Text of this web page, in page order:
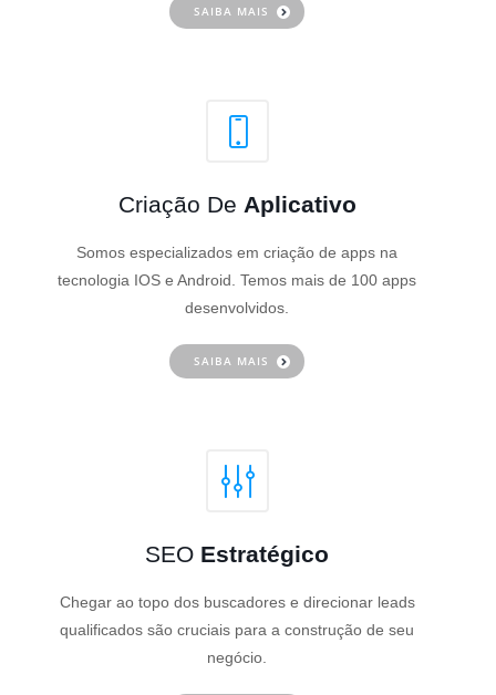
SAIBA MAIS
Criação De Aplicativo
Somos especializados em criação de apps na
tecnologia IOS e Android. Temos mais de 100 apps
desenvolvidos.
SAIBA MAIS
SEO Estratégico
Chegar ao topo dos buscadores e direcionar leads
qualificados são cruciais para a construção de seu
negócio.